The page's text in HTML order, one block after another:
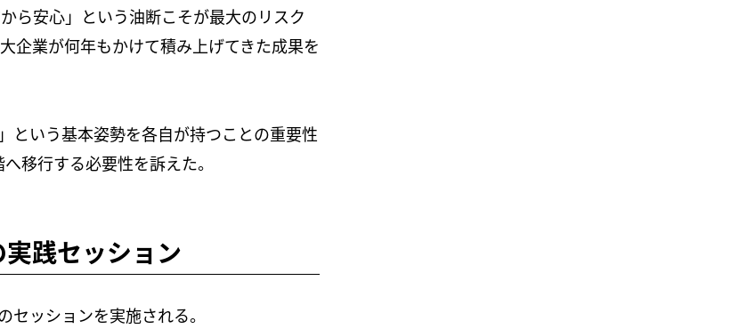
ら安心」という油断こそが最大のリスク
企業が何年もかけて積み上げてきた成果を
という基本姿勢を各自が持つことの重要性
移行する必要性を訴えた。
践セッション
ッションを実施される。